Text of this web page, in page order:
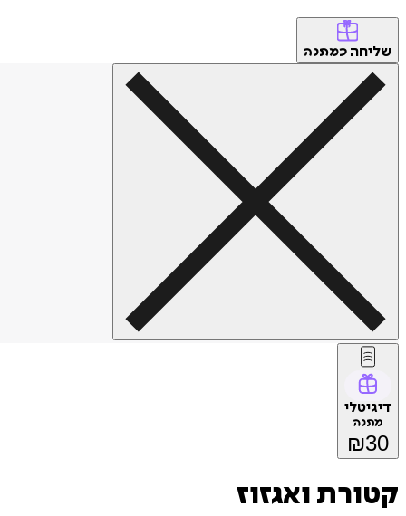
שליחה כמתנה
דיגיטלי
מתנה
₪30
קטורת ואגזוז